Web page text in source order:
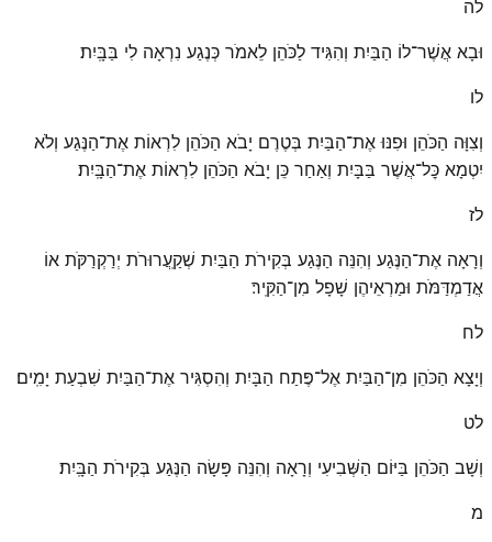
לה
וּבָא אֲשֶׁר־לוֹ הַבַּיִת וְהִגִּיד לַכֹּהֵן לֵאמֹר כְּנֶגַע נִרְאָה לִי בַּבָּֽיִת׃
לו
וְצִוָּה הַכֹּהֵן וּפִנּוּ אֶת־הַבַּיִת בְּטֶרֶם יָבֹא הַכֹּהֵן לִרְאוֹת אֶת־הַנֶּגַע וְלֹא
יִטְמָא כׇּל־אֲשֶׁר בַּבָּיִת וְאַחַר כֵּן יָבֹא הַכֹּהֵן לִרְאוֹת אֶת־הַבָּֽיִת׃
לז
וְרָאָה אֶת־הַנֶּגַע וְהִנֵּה הַנֶּגַע בְּקִירֹת הַבַּיִת שְׁקַֽעֲרוּרֹת יְרַקְרַקֹּת אוֹ
אֲדַמְדַּמֹּת וּמַרְאֵיהֶן שָׁפָל מִן־הַקִּֽיר׃
לח
וְיָצָא הַכֹּהֵן מִן־הַבַּיִת אֶל־פֶּתַח הַבָּיִת וְהִסְגִּיר אֶת־הַבַּיִת שִׁבְעַת יָמִֽים׃
לט
וְשָׁב הַכֹּהֵן בַּיּוֹם הַשְּׁבִיעִי וְרָאָה וְהִנֵּה פָּשָׂה הַנֶּגַע בְּקִירֹת הַבָּֽיִת׃
מ